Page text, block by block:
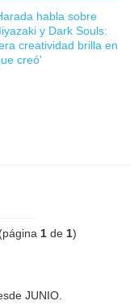
habla sobre
y Dark Souls:
creatividad brilla en
creó'
1de 1)
JUNIO.